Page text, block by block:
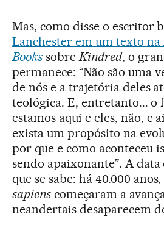
Mas, como disse o escritor
Lanchester em um texto na
BookssobreKindred, o
permanece: “Não são uma
de nós e a trajetória deles
teológica. E, entretanto... o
estamos aqui e eles, não, e
exista um propósito na
por que e como aconteceu
sendo apaixonante”. A data
que se sabe: há 40.000
sapienscomeçaram a
neandertais desaparecem